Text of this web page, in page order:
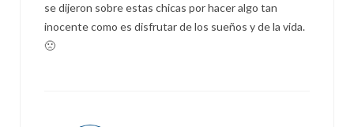
se dijeron sobre estas chicas por hacer algo tan
inocente como es disfrutar de los sueños y de la vida.
🙁